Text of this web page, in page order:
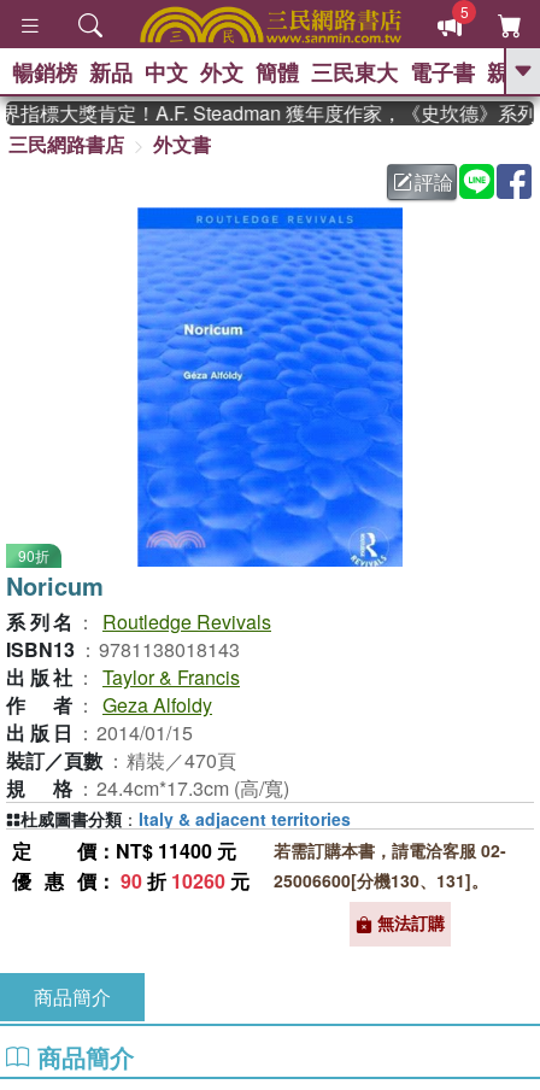
5
GO
父親節 、 如果歷
暑期推薦 、 國際布克
獎 臺灣漫遊錄 、 方念華
登輝時代 、 數學女孩：黎曼猜想
偉大的迷走神經
暢銷榜 新品 中文 外文 簡體 三民東大 電子書 親子
標大獎肯定！A.F. Steadman 獲年度作家，《史坎德》系列
三民網路書店
外文書
評論
90折
Noricum
系列名 ：
Routledge Revivals
ISBN13 ： 9781138018143
出版社 ： Taylor & Francis
作者 ： Geza Alfoldy
出版日 ： 2014/01/15
裝訂／頁數 ： 精裝／470頁
規格 ： 24.4cm*17.3cm (高/寬)
定價 ：NT$ 11400 元
優惠價 ： 90折10260 元
若需訂購本書，請電洽客服 02-
25006600[分機130、131]。
無法訂購
杜威圖書分類 ： Italy & adjacent territories
商品簡介
商品簡介